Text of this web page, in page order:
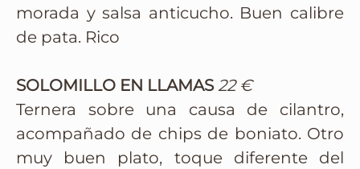
morada y salsa anticucho. Buen calibre
de pata. Rico
SOLOMILLO EN LLAMAS22 €
Ternera sobre una causa de cilantro,
acompañado de chips de boniato. Otro
muy buen plato, toque diferente del